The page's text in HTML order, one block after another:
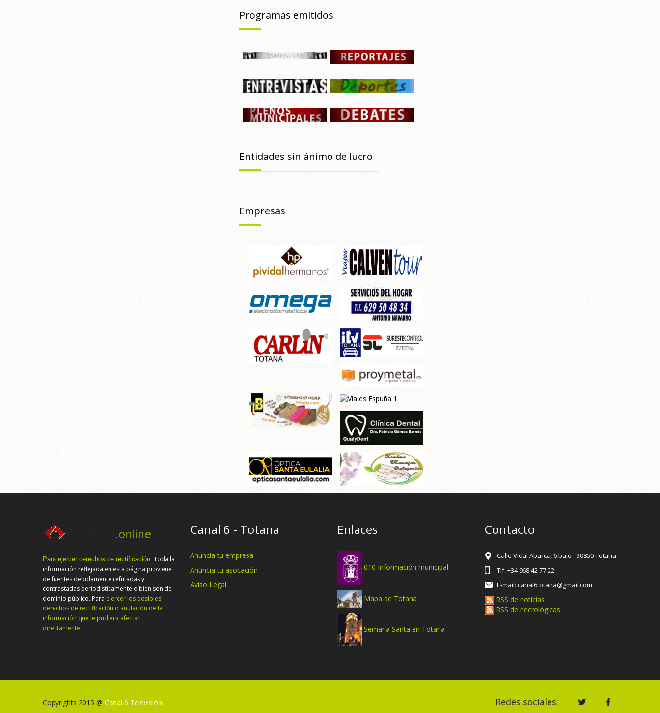
Programas emitidos
Entidades sin ánimo de lucro
Empresas
Para ejercer derechos de rectificación. Toda la
información reflejada en esta página proviene
de fuentes debidamente refutadas y
contrastadas periodísticamente o bien son de
dominio público. Para ejercer los posibles
derechos de rectificación o anulación de la
información que le pudiera afectar
directamente.
Canal 6 - Totana
Anuncia tu empresa
Anuncia tu asocación
Aviso Legal
Enlaces
010 Información municipal
Mapa de Totana
Semana Santa en Totana
Contacto
Calle Vidal Abarca, 6 bajo - 30850 Totana
Tlf: +34 968 42 77 22
E-mail: canal6totana@gmail.com
RSS de noticias
RSS de necrológicas
Copyrights 2015 @ Canal 6 Televisión Redes sociales: